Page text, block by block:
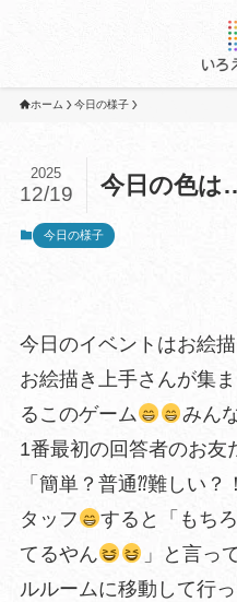
ホーム 今日の様子
今日の色は
2025
12/19
今日の様子
今日のイベントはお絵
お絵描き上手さんが集
るこのゲーム
みん
1番最初の回答者のお友
「簡単？普通⁇難しい？
タッフ
すると「もち
てるやん
」と言っ
ルルームに移動して行